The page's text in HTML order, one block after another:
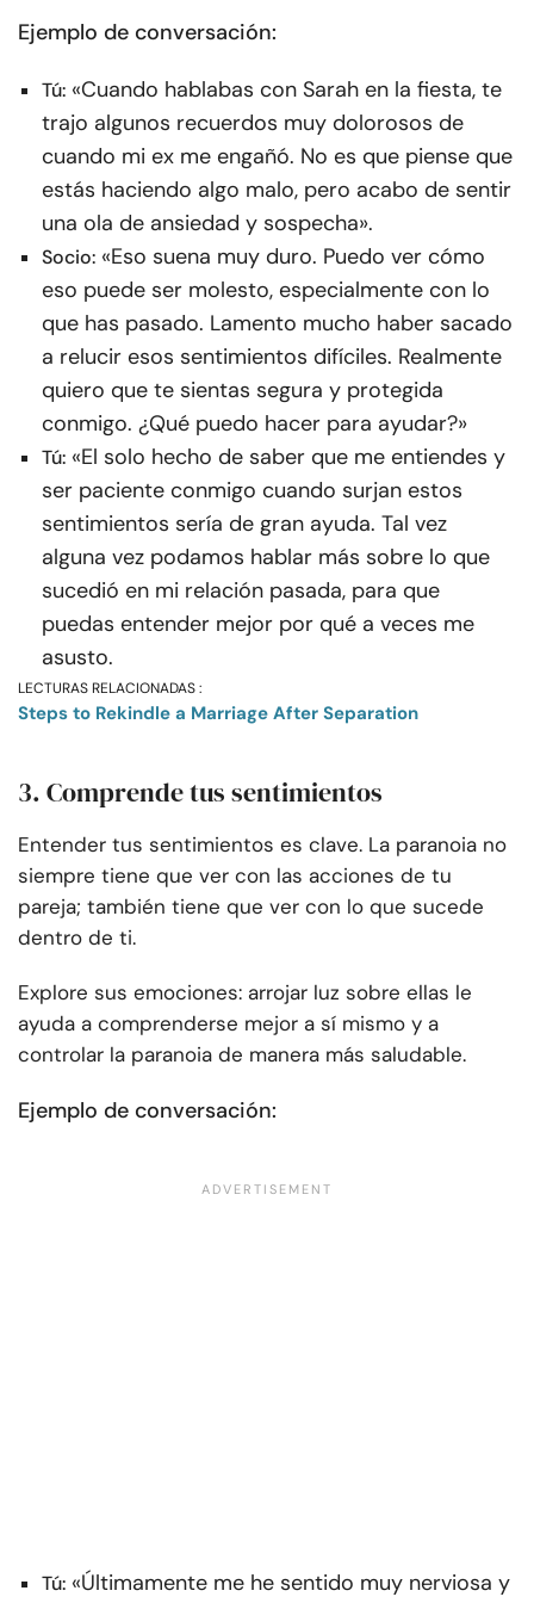
Ejemplo de conversación:
Tú: «Cuando hablabas con Sarah en la fiesta, te
trajo algunos recuerdos muy dolorosos de
cuando mi ex me engañó. No es que piense que
estás haciendo algo malo, pero acabo de sentir
una ola de ansiedad y sospecha».
Socio: «Eso suena muy duro. Puedo ver cómo
eso puede ser molesto, especialmente con lo
que has pasado. Lamento mucho haber sacado
a relucir esos sentimientos difíciles. Realmente
quiero que te sientas segura y protegida
conmigo. ¿Qué puedo hacer para ayudar?»
Tú: «El solo hecho de saber que me entiendes y
ser paciente conmigo cuando surjan estos
sentimientos sería de gran ayuda. Tal vez
alguna vez podamos hablar más sobre lo que
sucedió en mi relación pasada, para que
puedas entender mejor por qué a veces me
asusto.
LECTURAS RELACIONADAS :
Steps to Rekindle a Marriage After Separation
3. Comprende tus sentimientos
Entender tus sentimientos es clave. La paranoia no
siempre tiene que ver con las acciones de tu
pareja; también tiene que ver con lo que sucede
dentro de ti.
Explore sus emociones: arrojar luz sobre ellas le
ayuda a comprenderse mejor a sí mismo y a
controlar la paranoia de manera más saludable.
Ejemplo de conversación:
Tú: «Últimamente me he sentido muy nerviosa y